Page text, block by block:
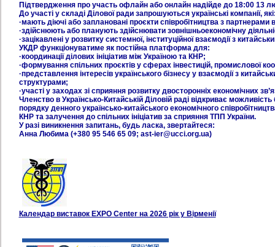
Підтвердження про участь офлайн або онлайн надійде до 18:00 13
До участі у складі Ділової ради запрошуються українські компанії,
·мають діючі або заплановані проєкти співробітництва з партнерами
·здійснюють або планують здійснювати зовнішньоекономічну
·зацікавлені у розвитку системної, інституційної взаємодії з
УКДР функціонуватиме як постійна платформа для:
·координації ділових ініціатив між Україною та КНР;
·формування спільних проєктів у сферах інвестицій, промислової
·представлення інтересів українського бізнесу у взаємодії з
структурами;
·участі у заходах зі сприяння розвитку двосторонніх економічних
Членство в Українсько-Китайській Діловій раді відкриває
порядку денного українсько-китайського економічного
КНР та залучення до спільних ініціатив за сприяння ТПП України.
У разі виникнення запитань, будь ласка, звертайтеся:
Анна Любима (+380 95 546 65 09; ast-ier@ucci.org.ua)
Календар виставок EXPO Center на 2026 рік у Вірменії